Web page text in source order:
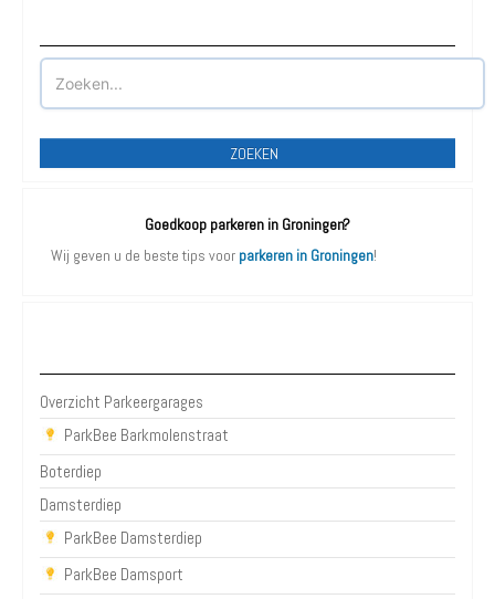
ZOEKEN
Goedkoop parkeren in Groningen?
Wij geven u de beste tips voor parkeren in Groningen!
Overzicht Parkeergarages
ParkBee Barkmolenstraat
Boterdiep
Damsterdiep
ParkBee Damsterdiep
ParkBee Damsport